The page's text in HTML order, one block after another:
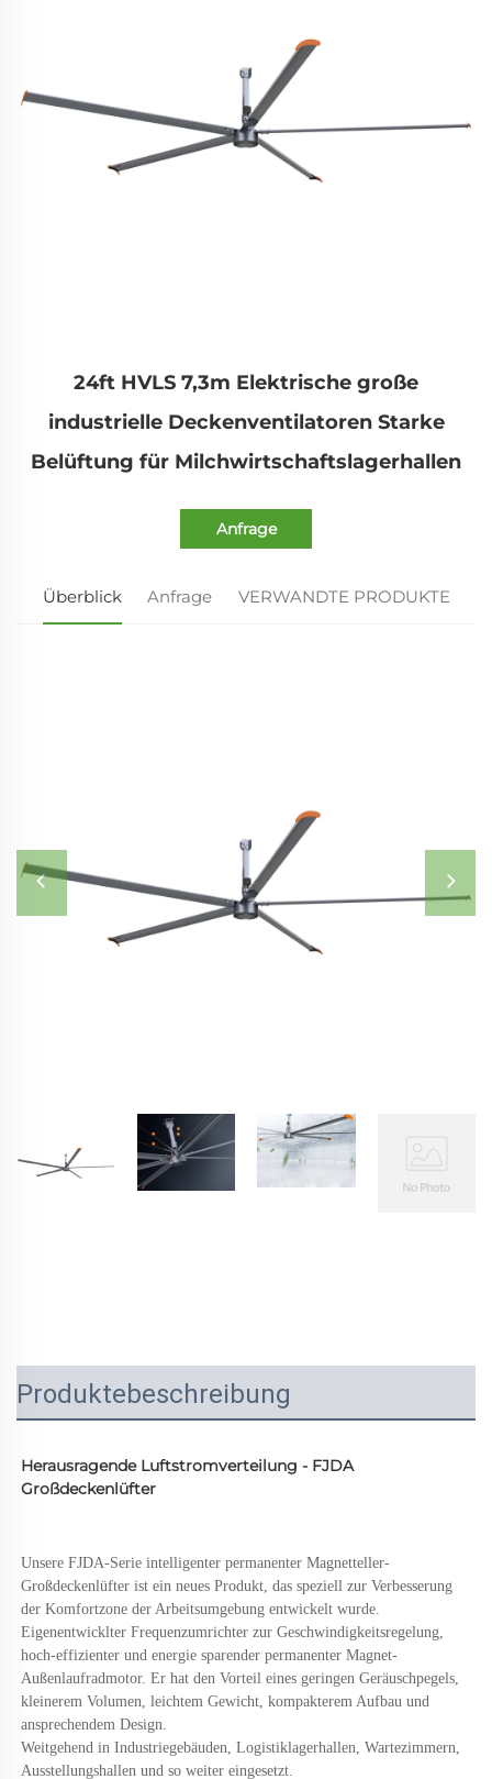
24ft HVLS 7,3m Elektrische große
industrielle Deckenventilatoren Starke
Belüftung für Milchwirtschaftslagerhallen
Anfrage
Überblick Anfrage VERWANDTE PRODUKTE
Produktebeschreibung
Herausragende Luftstromverteilung - FJDA
Großdeckenlüfter
Unsere FJDA-Serie intelligenter permanenter Magnetteller-
Großdeckenlüfter ist ein neues Produkt, das speziell zur Verbesserung
der Komfortzone der Arbeitsumgebung entwickelt wurde.
Eigenentwicklter Frequenzumrichter zur Geschwindigkeitsregelung,
hoch-effizienter und energie sparender permanenter Magnet-
Außenlaufradmotor. Er hat den Vorteil eines geringen Geräuschpegels,
kleinerem Volumen, leichtem Gewicht, kompakterem Aufbau und
ansprechendem Design.
Weitgehend in Industriegebäuden, Logistiklagerhallen, Wartezimmern,
Ausstellungshallen und so weiter eingesetzt.